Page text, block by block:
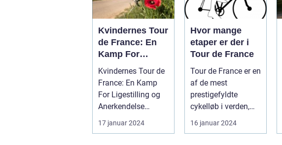
Kvindernes Tour
de France: En
Kamp For
Ligestilling og
Anerkendelse
Kvindernes Tour de
France: En Kamp
For Ligestilling og
Anerkendelse
Introduktion til
Kvindernes To...
17 januar 2024
Hvor mange
etaper er der i
Tour de France
Tour de France er en
af de mest
prestigefyldte
cykelløb i verden,
der tiltrækker
millioner af tilsku...
16 januar 2024